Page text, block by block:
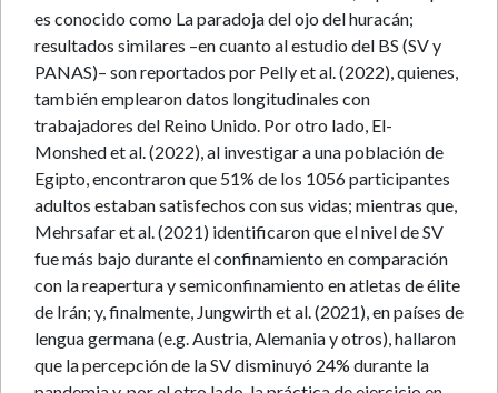
es conocido como La paradoja del ojo del huracán;
resultados similares –en cuanto al estudio del BS (SV y
PANAS)– son reportados por Pelly et al. (2022), quienes,
también emplearon datos longitudinales con
trabajadores del Reino Unido. Por otro lado, El-
Monshed et al. (2022), al investigar a una población de
Egipto, encontraron que 51% de los 1056 participantes
adultos estaban satisfechos con sus vidas; mientras que,
Mehrsafar et al. (2021) identificaron que el nivel de SV
fue más bajo durante el confinamiento en comparación
con la reapertura y semiconfinamiento en atletas de élite
de Irán; y, finalmente, Jungwirth et al. (2021), en países de
lengua germana (e.g. Austria, Alemania y otros), hallaron
que la percepción de la SV disminuyó 24% durante la